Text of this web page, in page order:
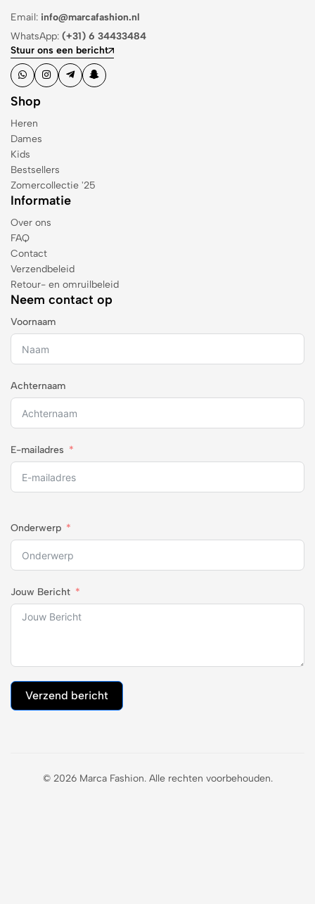
Email: info@marcafashion.nl
WhatsApp: (+31) 6 34433484
Stuur ons een bericht
Shop
Heren
Dames
Kids
Bestsellers
Zomercollectie '25
Informatie
Over ons
FAQ
Contact
Verzendbeleid
Retour- en omruilbeleid
Neem contact op
Voornaam
Achternaam
E-mailadres
Onderwerp
Jouw Bericht
Verzend bericht
© 2026 Marca Fashion. Alle rechten voorbehouden.